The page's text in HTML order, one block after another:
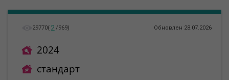
29770( 2 /969) Обновлен 28.07.2026
2024
стандарт